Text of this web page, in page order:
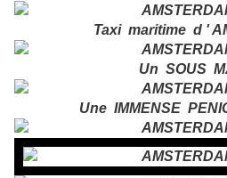
Taxi maritime d '
Un SOUS
Une IMMENSE